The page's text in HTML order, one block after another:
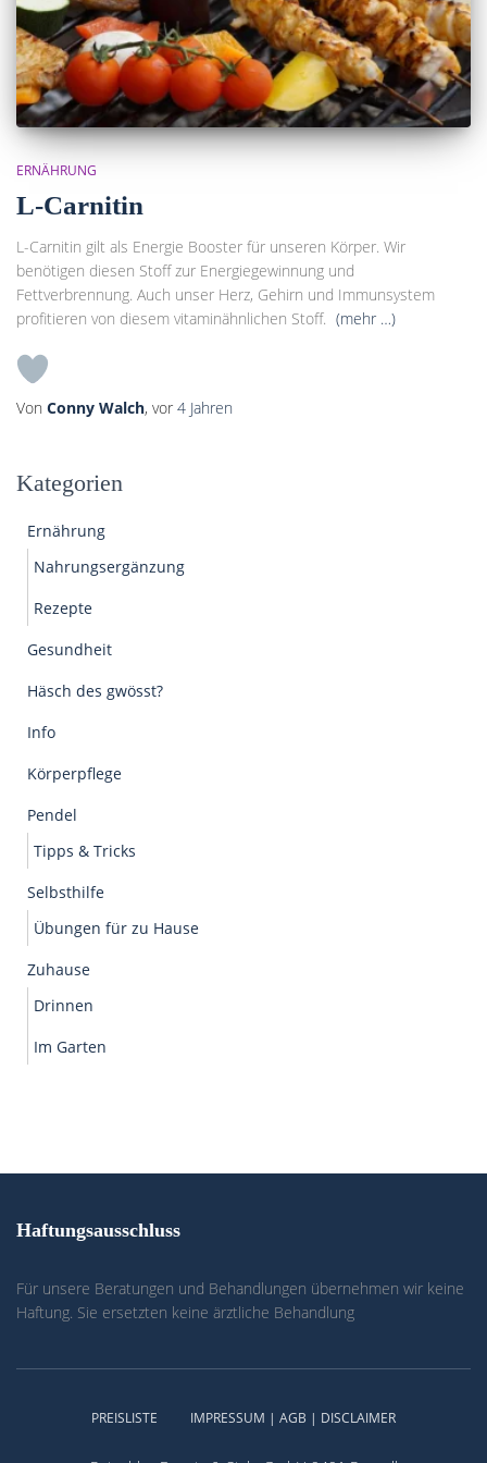
ERNÄHRUNG
L-Carnitin
L-Carnitin gilt als Energie Booster für unseren Körper. Wir
benötigen diesen Stoff zur Energiegewinnung und
Fettverbrennung. Auch unser Herz, Gehirn und Immunsystem
profitieren von diesem vitaminähnlichen Stoff. (mehr …)
Von Conny Walch, vor 4 Jahren
Kategorien
Ernährung
Nahrungsergänzung
Rezepte
Gesundheit
Häsch des gwösst?
Info
Körperpflege
Pendel
Tipps & Tricks
Selbsthilfe
Übungen für zu Hause
Zuhause
Drinnen
Im Garten
Haftungsausschluss
Für unsere Beratungen und Behandlungen übernehmen wir keine
Haftung. Sie ersetzten keine ärztliche Behandlung
PREISLISTE IMPRESSUM | AGB | DISCLAIMER